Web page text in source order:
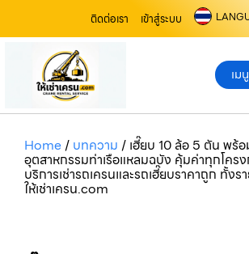
ติดต่อเรา เข้าสู่ระบบ
เมนู
Home/ บทความ / เฮี๊ยบ 10 ล้อ 5 ตัน พร้
อุตสาหกรรมท่าเรือแหลมฉบัง คุ้มค่าทุกโคร
บริการเช่ารถเครนและรถเฮี๊ยบราคาถูก ทั้งร
ให้เช่าเครน.com